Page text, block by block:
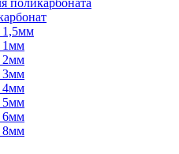
поликарбоната
1мм
2мм
3мм
4мм
5мм
6мм
8мм